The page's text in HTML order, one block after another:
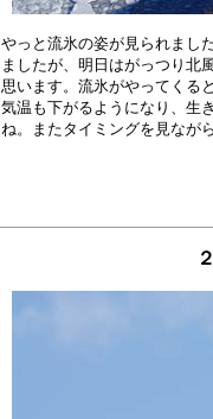
やっと流氷の姿が見られまし
ましたが、明日はがっつり北
思います。流氷がやってくる
気温も下がるようになり、生